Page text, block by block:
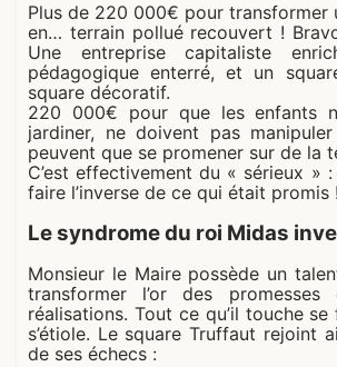
Plus de 220 000€ pour transformer
en… terrain pollué recouvert !
Une entreprise capitaliste
pédagogique enterré, et un
square décoratif.
220 000€ pour que les enfants
jardiner, ne doivent pas
peuvent que se promener sur de la
C’est effectivement du « sérieux »
faire l’inverse de ce qui était promis !
Le syndrome du roi Midas
Monsieur le Maire possède un
transformer l’or des
réalisations. Tout ce qu’il touche
s’étiole. Le square Truffaut rejoint
de ses échecs :